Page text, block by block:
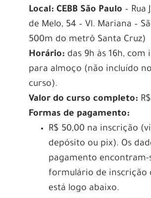
Local: CEBB São Paulo – Rua
de Melo, 54 – Vl. Mariana –
500m do metrô Santa Cruz)
Horário: das 9h às 16h, com
para almoço (não incluído
curso).
Valor do curso completo:
Formas de pagamento:
R$ 50,00 na inscrição
depósito ou pix). Os
pagamento encontram-
formulário de inscrição
está logo abaixo.